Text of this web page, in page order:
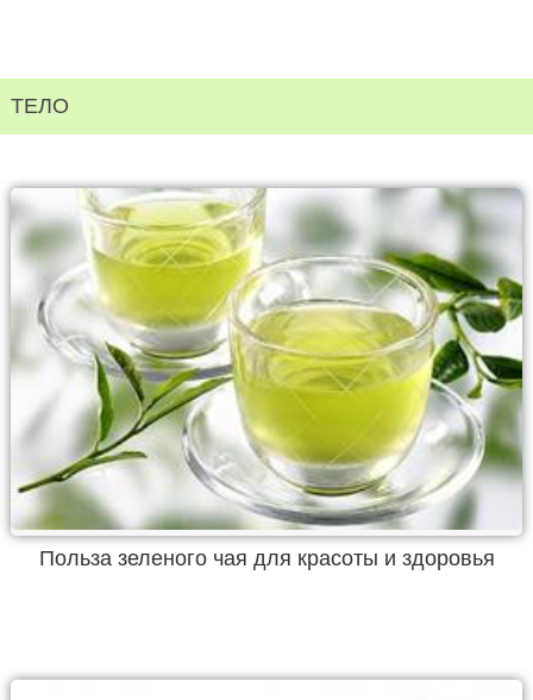
ТЕЛО
Польза зеленого чая для красоты и здоровья